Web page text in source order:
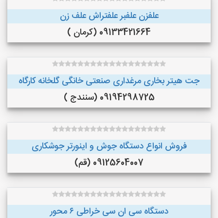
علفزن علفبر علفتراش علف زن
09133421664 (کرمان )
جت هیتر بخاری مرغداری صنعتی خانگی گلخانه کارگاه
09194298725 (سنندج )
فروش انواع دستگاه جوش و اینورتر جوشکاری
09125604007 (قم)
دستگاه سی ان سی خراطی ۶ محور